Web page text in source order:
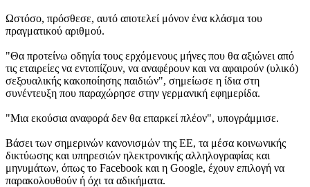
Ωστόσο, πρόσθεσε, αυτό αποτελεί μόνον ένα κλάσμα του
πραγματικού αριθμού.
"Θα προτείνω οδηγία τους ερχόμενους μήνες που θα αξιώνει από
τις εταιρείες να εντοπίζουν, να αναφέρουν και να αφαιρούν (υλικό)
σεξουαλικής κακοποίησης παιδιών", σημείωσε η ίδια στη
συνέντευξη που παραχώρησε στην γερμανική εφημερίδα.
"Μια εκούσια αναφορά δεν θα επαρκεί πλέον", υπογράμμισε.
Βάσει των σημερινών κανονισμών της ΕΕ, τα μέσα κοινωνικής
δικτύωσης και υπηρεσιών ηλεκτρονικής αλληλογραφίας και
μηνυμάτων, όπως το Facebook και η Google, έχουν επιλογή να
παρακολουθούν ή όχι τα αδικήματα.